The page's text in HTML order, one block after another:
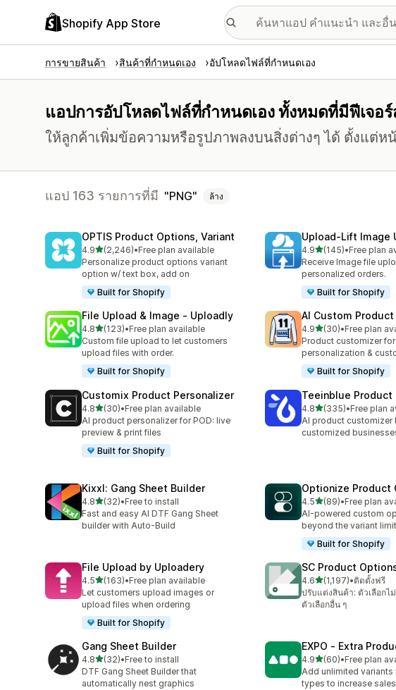
Shopify App Store
การขายสินค้า สินค้าที่กำหนดเอง อัปโหลดไฟล์ที่กำหนดเอง
แอปการอัปโหลดไฟล์ที่กำหนดเอง ทั้งหมดที่มีฟีเจอ
ให้ลูกค้าเพิ่มข้อความหรือรูปภาพลงบนสิ่งต่างๆ ได้ ตั้งแต่ห
แอป 163 รายการที่มี PNG ล้าง
OPTIS Product Options, Variant
4.9เต็ม 5 ดาว
(2,246)
ทั้งหมด 2246 รีวิว
•Free plan available
Personalize product options variant
option w/ text box, add on
Built for Shopify
Upload‑Lift Image
4.9เต็ม 5 ดาว
(145)
ทั้งหมด 145 รีวิว
•Free plan
Receive Image file
personalized orders.
Built for Shopify
File Upload & Image ‑ Uploadly
4.8เต็ม 5 ดาว
(123)
ทั้งหมด 123 รีวิว
•Free plan available
Custom file upload to let customers
upload files with order.
Built for Shopify
AI Custom
4.9เต็ม 5 ดาว
(30)
ทั้งหมด 30 รีวิว
•Free plan
Product customizer for
personalization &
Built for Shopify
Customix Product Personalizer
4.8เต็ม 5 ดาว
(30)
ทั้งหมด 30 รีวิว
•Free plan available
AI product personalizer for POD: live
preview & print files
Built for Shopify
Teeinblue Product
4.8เต็ม 5 ดาว
(335)
ทั้งหมด 335 รีวิว
•Free plan
AI product customizer
customized
Kixxl: Gang Sheet Builder
4.8เต็ม 5 ดาว
(32)
ทั้งหมด 32 รีวิว
•Free to install
Fast and easy AI DTF Gang Sheet
builder with Auto-Build
Optionize Product
4.5เต็ม 5 ดาว
(89)
ทั้งหมด 89 รีวิว
•Free plan
AI-powered custom
beyond the variant
Built for Shopify
File Upload by Uploadery
4.5เต็ม 5 ดาว
(163)
ทั้งหมด 163 รีวิว
•Free plan available
Let customers upload images or
upload files when ordering
Built for Shopify
SC Product
4.6เต็ม 5 ดาว
(1,197)
ทั้งหมด 1197 รีวิว
•ติดตั้งฟรี
ปรับแต่งสินค้า: ตัวเลือกไ
ตัวเลือกอื่น ๆ
Gang Sheet Builder
4.8เต็ม 5 ดาว
(32)
ทั้งหมด 32 รีวิว
•Free to install
DTF Gang Sheet Builder that
automatically nest graphics
EXPO ‑ Extra
4.9เต็ม 5 ดาว
(60)
ทั้งหมด 60 รีวิว
•Free plan
Add unlimited variants
types to increase sales